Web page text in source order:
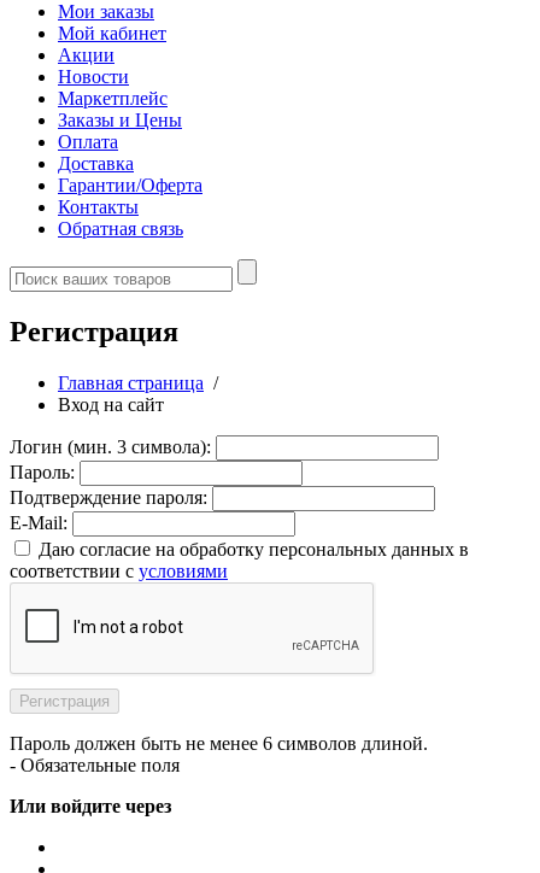
Мои заказы
Мой кабинет
Акции
Новости
Маркетплейс
Заказы и Цены
Оплата
Доставка
Гарантии/Оферта
Контакты
Обратная связь
Регистрация
Главная страница /
Вход на сайт
Логин (мин. 3 символа):
Пароль:
Подтверждение пароля:
E-Mail:
Даю согласие на обработку персональных данных в
соответствии с условиями
Пароль должен быть не менее 6 символов длиной.
- Обязательные поля
Или войдите через